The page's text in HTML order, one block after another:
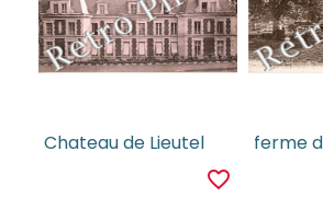
Chateau de Lieutel
favorite_border
ferme